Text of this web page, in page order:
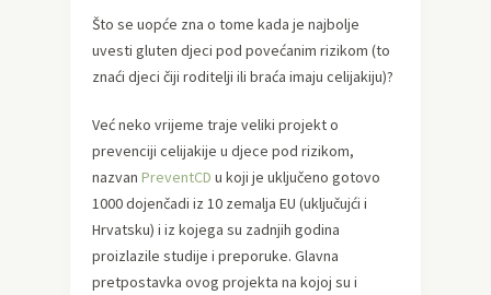
Što se uopće zna o tome kada je najbolje
uvesti gluten djeci pod povećanim rizikom (to
znaći djeci čiji roditelji ili braća imaju celijakiju)?
Već neko vrijeme traje veliki projekt o
prevenciji celijakije u djece pod rizikom,
nazvan PreventCD u koji je uključeno gotovo
1000 dojenčadi iz 10 zemalja EU (uključujći i
Hrvatsku) i iz kojega su zadnjih godina
proizlazile studije i preporuke. Glavna
pretpostavka ovog projekta na kojoj su i